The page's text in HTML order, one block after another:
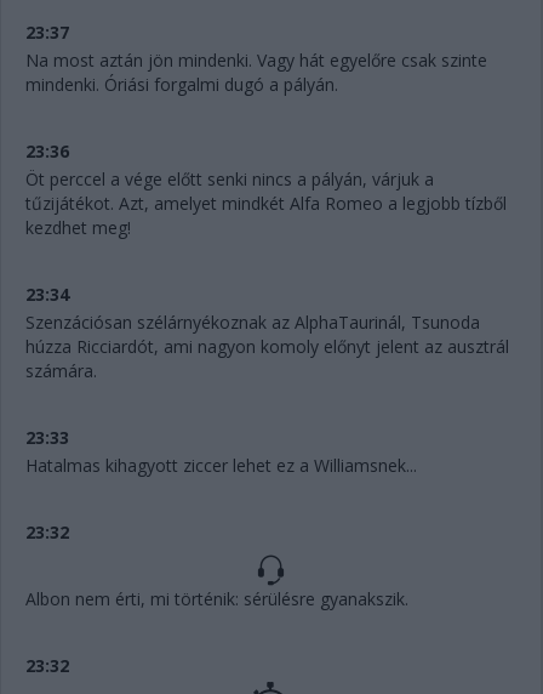
23:37
Na most aztán jön mindenki. Vagy hát egyelőre csak szinte
mindenki. Óriási forgalmi dugó a pályán.
23:36
Öt perccel a vége előtt senki nincs a pályán, várjuk a
tűzijátékot. Azt, amelyet mindkét Alfa Romeo a legjobb tízből
kezdhet meg!
23:34
Szenzációsan szélárnyékoznak az AlphaTaurinál, Tsunoda
húzza Ricciardót, ami nagyon komoly előnyt jelent az ausztrál
számára.
23:33
Hatalmas kihagyott ziccer lehet ez a Williamsnek...
23:32
Albon nem érti, mi történik: sérülésre gyanakszik.
23:32